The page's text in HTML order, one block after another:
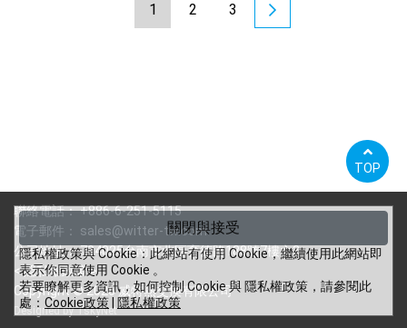
1 2 3
TOP
聯絡電話：+886-6-251-5115
電子郵件： sales@witter-tw.com
公司地址： 704025台南市北區育德路188號7樓之3
<隱私權政策>
Copyright © 2026 威特熱交換有限公司
Designed byTskyNet
關閉與接受
隱私權政策與 Cookie：此網站有使用 Cookie，繼續使用此網站即
表示你同意使用 Cookie 。
若要瞭解更多資訊，如何控制 Cookie 與 隱私權政策，請參閱此
處： Cookie政策 隱私權政策